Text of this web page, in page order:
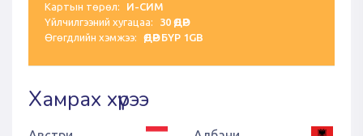
Картын төрөл:
И-СИМ
Үйлчилгээний хугацаа:
30 ӨДӨР
Өгөгдлийн хэмжээ:
ӨДӨР БҮР 1GB
Хамрах хүрээ